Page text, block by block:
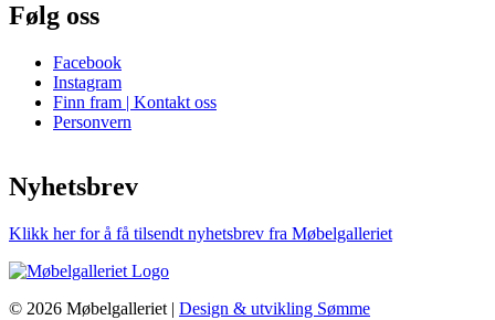
Følg oss
Facebook
Instagram
Finn fram | Kontakt oss
Personvern
Nyhetsbrev
Klikk her for å få tilsendt nyhetsbrev fra Møbelgalleriet
© 2026 Møbelgalleriet | Design & utvikling Sømme